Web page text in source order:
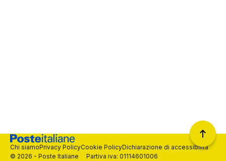
© 2026 - Poste Italiane Partiva iva: 01114601006
Chi siamoPrivacy PolicyCookie PolicyDichiarazione di accessibilità